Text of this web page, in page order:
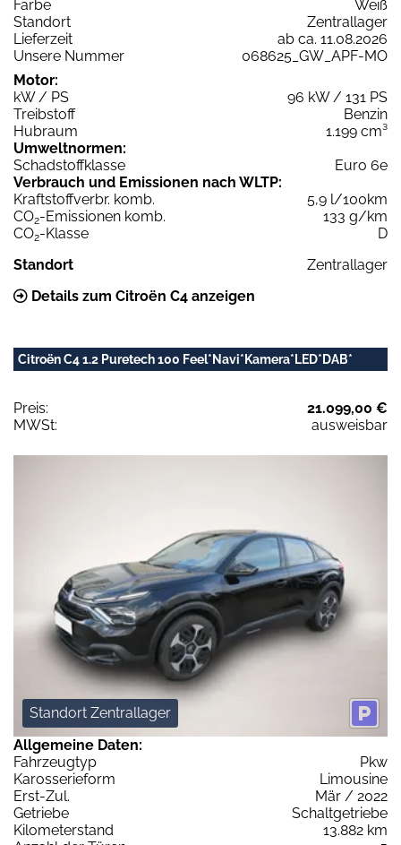
Farbe
Weiß
Standort
Zentrallager
Lieferzeit
ab ca. 11.08.2026
Unsere Nummer
068625_GW_APF-MO
Motor:
kW / PS
96 kW / 131 PS
Treibstoff
Benzin
Hubraum
1.199 cm³
Umweltnormen:
Schadstoffklasse
Euro 6e
Verbrauch und Emissionen nach WLTP:
Kraftstoffverbr. komb.
5,9 l/100km
CO2-Emissionen komb.
133 g/km
CO2-Klasse
D
Standort
Zentrallager
Details zum Citroën C4 anzeigen
Citroën C4 1.2 Puretech 100 Feel*Navi*Kamera*LED*DAB*
Preis:
21.099,00 €
MWSt:
ausweisbar
Standort Zentrallager
Allgemeine Daten:
Fahrzeugtyp
Pkw
Karosserieform
Limousine
Erst-Zul.
Mär / 2022
Getriebe
Schaltgetriebe
Kilometerstand
13.882 km